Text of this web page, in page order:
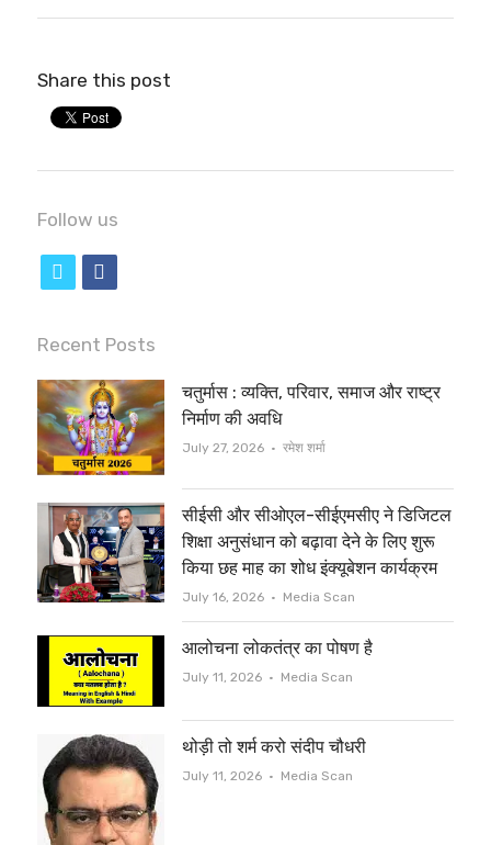
Share this post
Follow us
i
t
t
e
r
c
e
b
o
o
k
Recent Posts
चतुर्मास : व्यक्ति, परिवार, समाज और राष्ट्र
निर्माण की अवधि
July 27, 2026 Author
रमेश शर्मा
सीईसी और सीओएल-सीईएमसीए ने डिजिटल
शिक्षा अनुसंधान को बढ़ावा देने के लिए शुरू
किया छह माह का शोध इंक्यूबेशन कार्यक्रम
July 16, 2026 Author
Media Scan
आलोचना लोकतंत्र का पोषण है
July 11, 2026 Author
Media Scan
थोड़ी तो शर्म करो संदीप चौधरी
July 11, 2026 Author
Media Scan